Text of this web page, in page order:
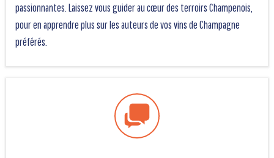
passionnantes. Laissez vous guider au cœur des terroirs Champenois,
pour en apprendre plus sur les auteurs de vos vins de Champagne
préférés.